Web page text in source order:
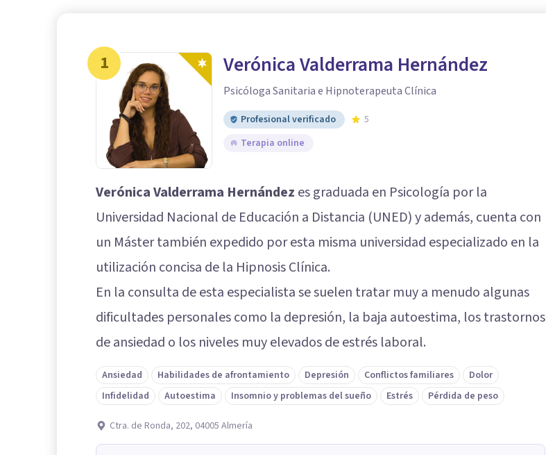
1 Verónica Valderrama Hernández
Psicóloga Sanitaria e Hipnoterapeuta Clínica
Profesional verificado
5
Terapia online
Verónica Valderrama Hernández es graduada en Psicología por la
Universidad Nacional de Educación a Distancia (UNED) y además, cuenta con
un Máster también expedido por esta misma universidad especializado en la
utilización concisa de la Hipnosis Clínica.
En la consulta de esta especialista se suelen tratar muy a menudo algunas
dificultades personales como la depresión, la baja autoestima, los trastornos
de ansiedad o los niveles muy elevados de estrés laboral.
Ansiedad Habilidades de afrontamiento Depresión Conflictos familiares
Dolor
Infidelidad
Autoestima Insomnio y problemas del sueño Estrés Pérdida de peso
Ctra. de Ronda, 202, 04005 Almería